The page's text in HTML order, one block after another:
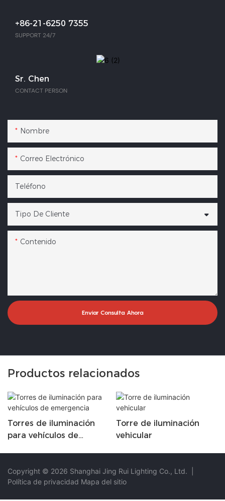
+86-21-6250 7355
SUPPORT 24/7
Sr. Chen
CONTACT PERSON
Nombre
Correo Electrónico
Teléfono
Tipo De Cliente
Contenido
Enviar Consulta Ahora
Productos relacionados
Torres de iluminación
para vehículos de
Torre de iluminación
vehicular
Copyright © 2026 Shanghai Jing Rui Lighting Co., Ltd.
Política de privacidad Mapa del sitio